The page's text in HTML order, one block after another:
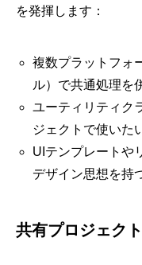
を発揮します：
複数プラットフォ
ル）で共通処理を
ユーティリティク
ジェクトで使いた
UIテンプレートや
デザイン思想を持
共有プロジェク